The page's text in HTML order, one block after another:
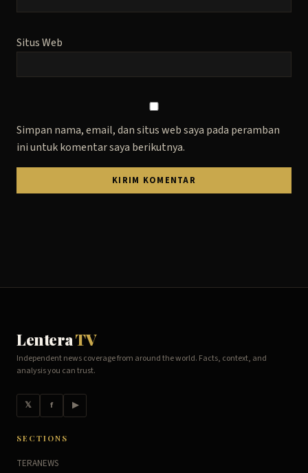
Situs Web
Simpan nama, email, dan situs web saya pada peramban
ini untuk komentar saya berikutnya.
LenteraTV
Independent news coverage from around the world. Facts, context, and
analysis you can trust.
𝕏 f ▶
SECTIONS
TERANEWS